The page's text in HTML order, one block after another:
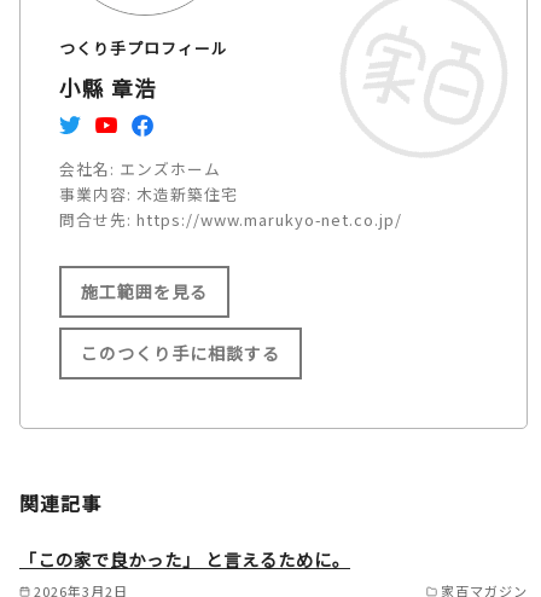
つくり手プロフィール
小縣 章浩
会社名: エンズホーム
事業内容: 木造新築住宅
問合せ先: https://www.marukyo-net.co.jp/
施工範囲を見る
施工範囲
山市/一宮市/稲沢市/あま市/津
島市/愛西市/尾張旭市/瀬戸市/
このつくり手に相談する
関連記事
2026年3月2日 家百マガジン
「この家で良かった」 と言えるために。